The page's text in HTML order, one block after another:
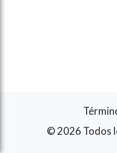
© 2026 Todos